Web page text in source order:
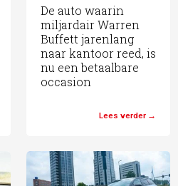
De auto waarin
miljardair Warren
Buffett jarenlang
naar kantoor reed, is
nu een betaalbare
occasion
Lees verder